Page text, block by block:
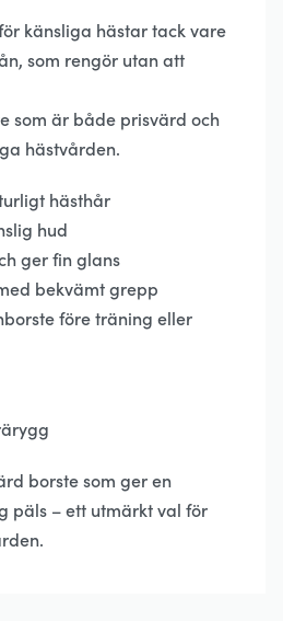
känsliga hästar tack vare
som rengör utan att
som är både prisvärd och
hästvården.
hästhår
hud
ger fin glans
bekvämt grepp
före träning eller
borste som ger en
päls – ett utmärkt val för